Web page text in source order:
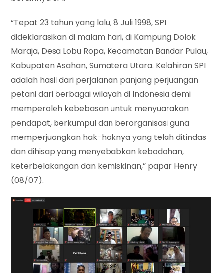
“Tepat 23 tahun yang lalu, 8 Juli 1998, SPI
dideklarasikan di malam hari, di Kampung Dolok
Maraja, Desa Lobu Ropa, Kecamatan Bandar Pulau,
Kabupaten Asahan, Sumatera Utara. Kelahiran SPI
adalah hasil dari perjalanan panjang perjuangan
petani dari berbagai wilayah di Indonesia demi
memperoleh kebebasan untuk menyuarakan
pendapat, berkumpul dan berorganisasi guna
memperjuangkan hak-haknya yang telah ditindas
dan dihisap yang menyebabkan kebodohan,
keterbelakangan dan kemiskinan,” papar Henry
(08/07).